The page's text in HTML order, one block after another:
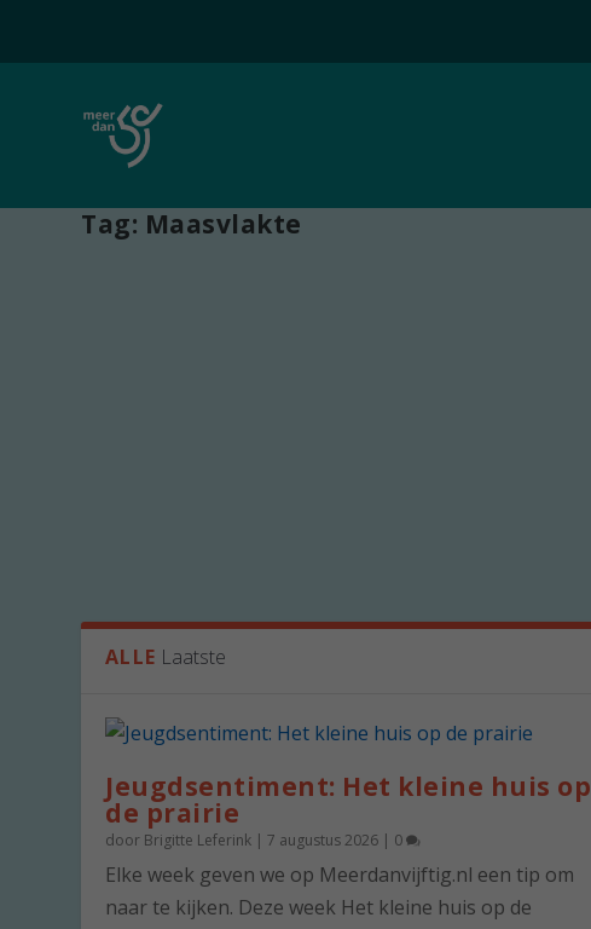
Tag: Maasvlakte
ALLE Laatste
Jeugdsentiment: Het kleine huis op
de prairie
door Brigitte Leferink |7 augustus 2026 | 0
Elke week geven we op Meerdanvijftig.nl een tip om
naar te kijken. Deze week Het kleine huis op de